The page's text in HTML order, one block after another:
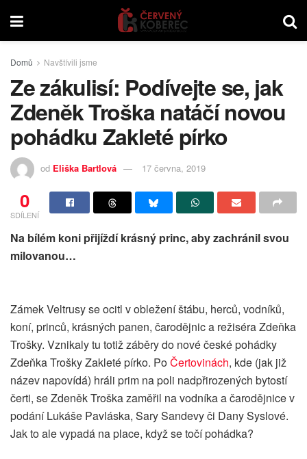
Domů Navštívili jsme
Ze zákulisí: Podívejte se, jak
Zdeněk Troška natáčí novou
pohádku Zakleté pírko
od Eliška Bartlová 17 června, 2019
0
SDÍLENÍ
Na bílém koni přijíždí krásný princ, aby zachránil svou
milovanou…
Zámek Veltrusy se ocitl v obležení štábu, herců, vodníků,
koní, princů, krásných panen, čarodějnic a režiséra Zdeňka
Trošky. Vznikaly tu totiž záběry do nové české pohádky
Zdeňka Trošky Zakleté pírko. PoČertovinách, kde (jak již
název napovídá) hráli prim na poli nadpřirozených bytostí
čerti, se Zdeněk Troška zaměřil na vodníka a čarodějnice v
podání Lukáše Pavláska, Sary Sandevy či Dany Syslové.
Jak to ale vypadá na place, když se točí pohádka?